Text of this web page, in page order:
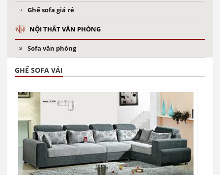
Ghế sofa giá rẻ
NỘI THẤT VĂN PHÒNG
Sofa văn phòng
GHẾ SOFA VẢI